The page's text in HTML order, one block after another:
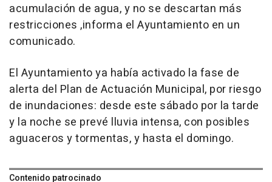
acumulación de agua, y no se descartan más
restricciones ,informa el Ayuntamiento en un
comunicado.
El Ayuntamiento ya había activado la fase de
alerta del Plan de Actuación Municipal, por riesgo
de inundaciones: desde este sábado por la tarde
y la noche se prevé lluvia intensa, con posibles
aguaceros y tormentas, y hasta el domingo.
Contenido patrocinado